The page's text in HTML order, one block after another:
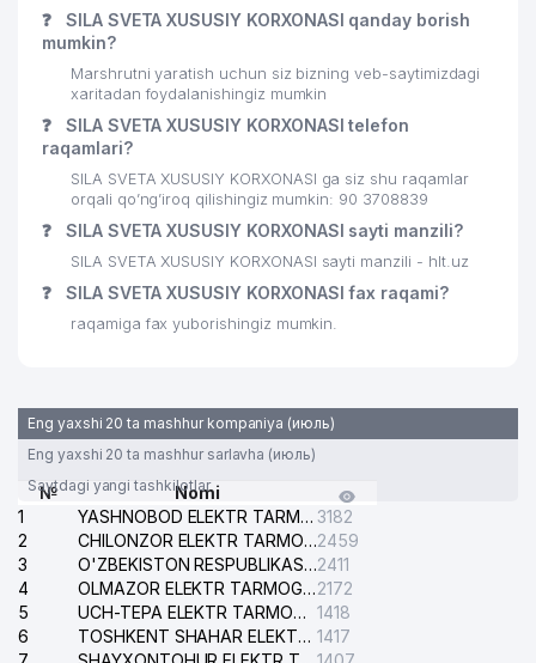
28 AKAN QK MChJ
29 MAX ELITE GROUP MChJ 438 м
30 MOVE ONE LOGISTICS XK MChJ
31 KONSTRUKTOR IIK MChJ 448 м
32
STOMATOLOGIYA POLIKLINIKASI
450 м
33
POYTAXT ADVOKATLAR
KOLLEGIYASI
457 м
35 REAL RESPECT GROUP MChJ 470 м
36
ALEKSA POLIGRAFIYA XUSUSIY
KORXONASI
YES INVEST MANAGE MChJ
TAFAKKUR CHARXPALAGI
NODAVLAT TA'LIM MUASSASASI
O'ZBEKISTON BUXGALTERLAR VA
❓
SILA SVETA XUSUSIY KORXONASI qanday borish
mumkin?
Marshrutni yaratish uchun siz bizning veb-saytimizdagi
xaritadan foydalanishingiz mumkin
❓
SILA SVETA XUSUSIY KORXONASI telefon
raqamlari?
SILA SVETA XUSUSIY KORXONASI ga siz shu raqamlar
orqali qo’ng’iroq qilishingiz mumkin: 90 3708839
❓ SILA SVETA XUSUSIY KORXONASI sayti manzili?
SILA SVETA XUSUSIY KORXONASI sayti manzili - hlt.uz
❓ SILA SVETA XUSUSIY KORXONASI fax raqami?
raqamiga fax yuborishingiz mumkin.
Eng yaxshi 20 ta mashhur kompaniya (июль)
Eng yaxshi 20 ta mashhur sarlavha (июль)
Saytdagi yangi tashkilotlar
№
Nomi
1
YASHNOBOD ELEKTR TARMOG'I NOSOZLIKLARI XIZMATI 3182
2
CHILONZOR ELEKTR TARMOG'I NOSOZLIK XIZMATI2459
3
O'ZBEKISTON RESPUBLIKASI BOSH PROKURATURASI ISHONCH TELEFONI2411
4
OLMAZOR ELEKTR TARMOG'I NOSOZLIKLARI XIZMATI2172
5
UCH-TEPA ELEKTR TARMOG'I NOSOZLIKLARI XIZMATI 1418
6
TOSHKENT SHAHAR ELEKTR TARMOQLARI KORXONASI AJ 1417